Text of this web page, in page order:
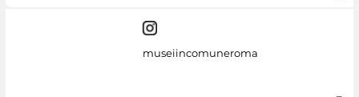
museiincomuneroma